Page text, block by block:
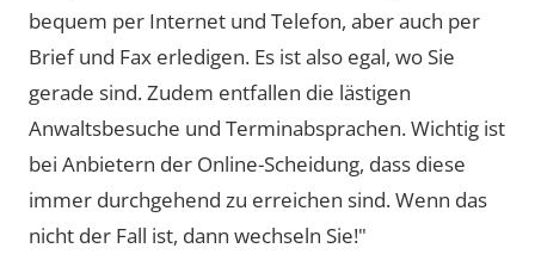
bequem per Internet und Telefon, aber auch per
Brief und Fax erledigen. Es ist also egal, wo Sie
gerade sind. Zudem entfallen die lästigen
Anwaltsbesuche und Terminabsprachen. Wichtig ist
bei Anbietern der Online-Scheidung, dass diese
immer durchgehend zu erreichen sind. Wenn das
nicht der Fall ist, dann wechseln Sie!"